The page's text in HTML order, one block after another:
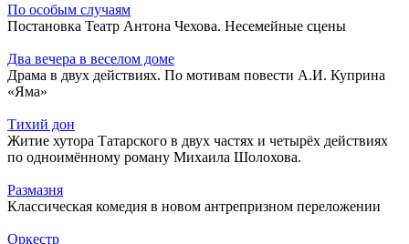
По особым случаям
Постановка Театр Антона Чехова. Несемейные сцены
Два вечера в веселом доме
Драма в двух действиях. По мотивам повести А.И. Куприна
«Яма»
Тихий дон
Житие хутора Татарского в двух частях и четырёх действиях
по одноимённому роману Михаила Шолохова.
Размазня
Классическая комедия в новом антрепризном переложении
Оркестр